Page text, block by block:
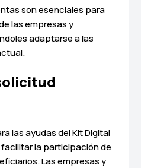
son esenciales para
las empresas y
adaptarse a las
las ayudas del Kit Digital
la participación de
Las empresas y